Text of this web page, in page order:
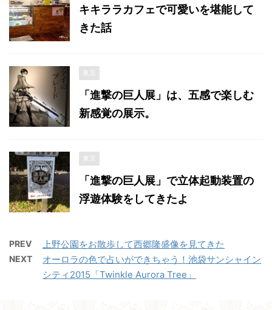
キキララカフェで可愛いを堪能して
きた話
東京
「進撃の巨人展」は、五感で楽しむ
新感覚の展示。
東京
「進撃の巨人展」で立体起動装置の
浮遊体験をしてきたよ
PREV 上野公園をお散歩して西郷隆盛像を見てきた
NEXT
オーロラの色で占いができちゃう！池袋サンシャイン
シティ2015「Twinkle Aurora Tree」